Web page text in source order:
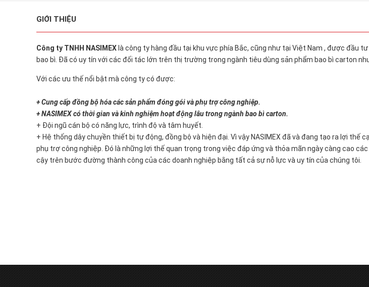
GIỚI THIỆU
Công ty TNHH NASIMEX là công ty hàng đầu tại khu vực phía Bắc, cũng như tại Việt Nam , được đầu
bao bì. Đã có uy tín với các đối tác lớn trên thị trường trong ngành tiêu dùng sản phẩm bao bì carton
Với các ưu thế nổi bật mà công ty có được:
+ Cung cấp đồng bộ hóa các sản phẩm đóng gói và phụ trợ công nghiệp.
+ NASIMEX có thời gian và kinh nghiệm hoạt động lâu trong ngành bao bì carton.
+ Đội ngũ cán bộ có năng lực, trình độ và tâm huyết.
+ Hệ thống dây chuyền thiết bị tự động, đồng bộ và hiện đại. Vì vậy NASIMEX đã và đang tạo ra lợi
phụ trợ công nghiệp. Đó là những lợi thế quan trọng trong việc đáp ứng và thỏa mãn ngày càng cao
cậy trên bước đường thành công của các doanh nghiệp bằng tất cả sự nỗ lực và uy tín của chúng tôi.